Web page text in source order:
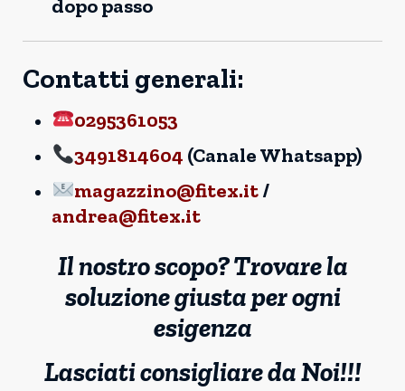
dopo passo
Contatti generali:
0295361053
3491814604 (Canale Whatsapp)
magazzino@fitex.it/
andrea@fitex.it
Il nostro scopo? Trovare la
soluzione giusta per ogni
esigenza
Lasciati consigliare da Noi!!!